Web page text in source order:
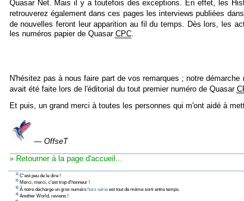
Quasar Net. Mais il y a toutefois des exceptions. En effet, les
retrouverez également dans ces pages les interviews publiées
de nouvelles feront leur apparition au fil du temps. Dès lors, les
les numéros papier de Quasar CPC.
N'hésitez pas à nous faire part de vos remarques ; notre
avait été faite lors de l'éditorial du tout premier numéro de Quasar
Et puis, un grand merci à toutes les personnes qui m'ont aidé à
— OffseT
» Retourner à la page d'accueil...
1)C'est peu de le dire !
2)Merci, merci, c'est trop d'honneur !
3)À notre décharge un gros numéro hors sérieest tout de même sorti entre temps.
4)Another World, reviens !